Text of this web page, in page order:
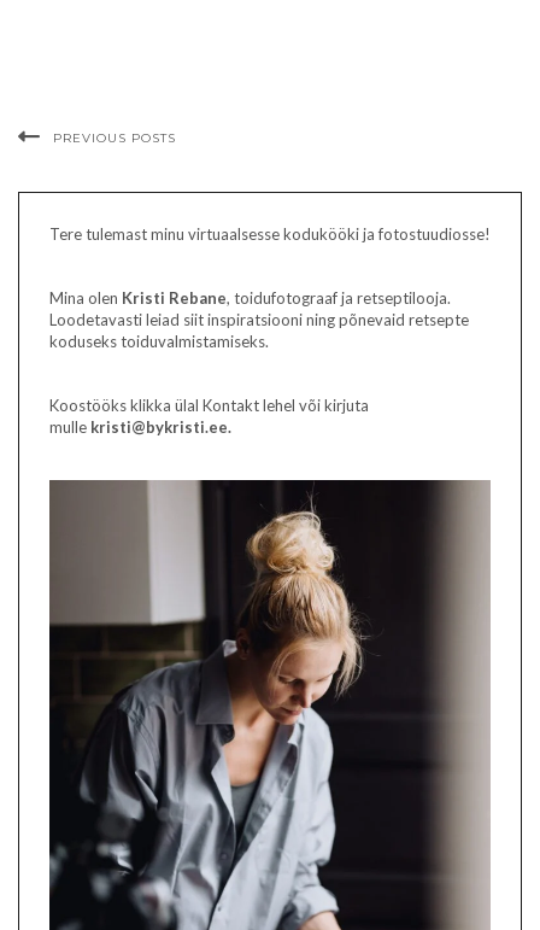
PREVIOUS POSTS
Tere tulemast minu virtuaalsesse kodukööki ja fotostuudiosse!
Mina olen Kristi Rebane, toidufotograaf ja retseptilooja.
Loodetavasti leiad siit inspiratsiooni ning põnevaid retsepte
koduseks toiduvalmistamiseks.
Koostööks klikka ülal Kontakt lehel või kirjuta
mulle kristi@bykristi.ee.